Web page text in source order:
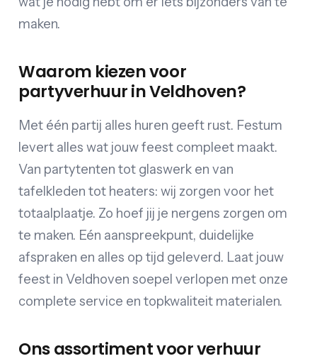
maken.
Waarom kiezen voor
partyverhuur in Veldhoven?
Met één partij alles huren geeft rust. Festum
levert alles wat jouw feest compleet maakt.
Van partytenten tot glaswerk en van
tafelkleden tot heaters: wij zorgen voor het
totaalplaatje. Zo hoef jij je nergens zorgen om
te maken. Eén aanspreekpunt, duidelijke
afspraken en alles op tijd geleverd. Laat jouw
feest in Veldhoven soepel verlopen met onze
complete service en topkwaliteit materialen.
Ons assortiment voor verhuur